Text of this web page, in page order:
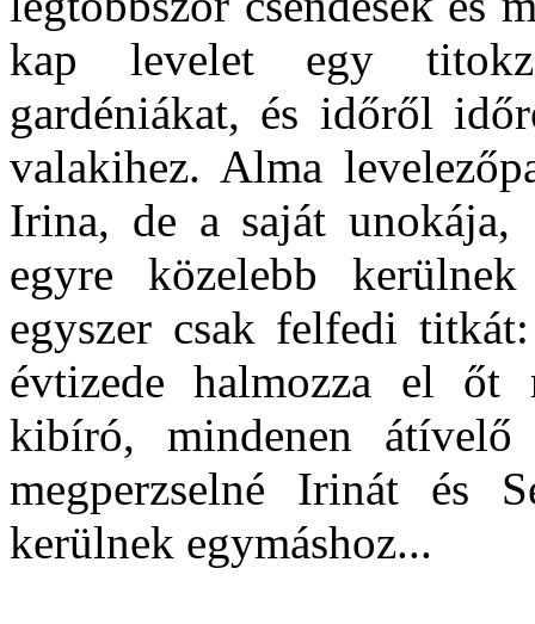
kap levelet egy
gardéniákat, és időről
valakihez. Alma
Irina, de a saját unokája,
egyre közelebb
egyszer csak felfedi
évtizede halmozza el őt
kibíró, mindenen átívelő
megperzselné Irinát és
kerülnek egymáshoz...